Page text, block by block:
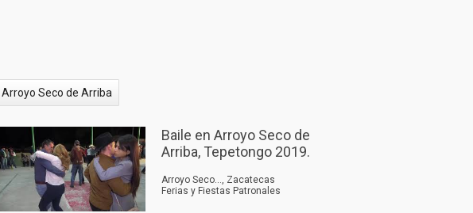
Arroyo Seco de Arriba
Baile en Arroyo Seco de
Arriba, Tepetongo 2019.
Arroyo Seco..., Zacatecas
Ferias y Fiestas Patronales